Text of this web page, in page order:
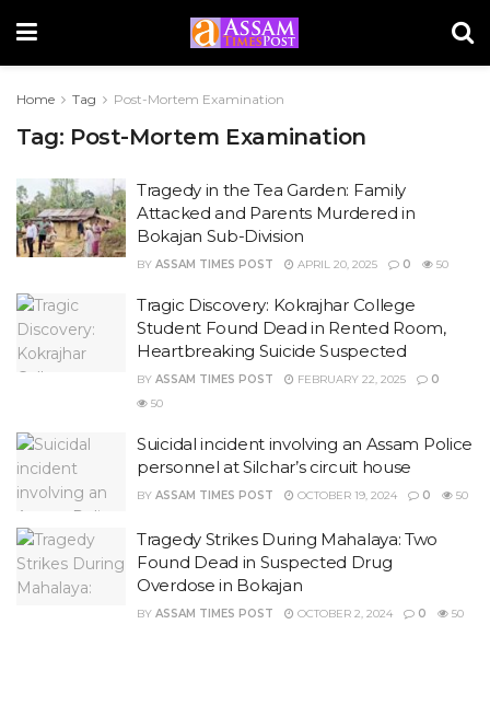
Home Tag Post-Mortem Examination
Tag: Post-Mortem Examination
Tragedy in the Tea Garden: Family
Attacked and Parents Murdered in
Bokajan Sub-Division
BY ASSAM TIMES POST APRIL 20, 2025 0 50
Tragic Discovery: Kokrajhar College
Student Found Dead in Rented Room,
Heartbreaking Suicide Suspected
BY ASSAM TIMES POST FEBRUARY 22, 2025
0
50
Suicidal incident involving an Assam Police
personnel at Silchar’s circuit house
BY ASSAM TIMES POST OCTOBER 19, 2024 0 50
Tragedy Strikes During Mahalaya: Two
Found Dead in Suspected Drug
Overdose in Bokajan
BY ASSAM TIMES POST OCTOBER 2, 2024 0 50